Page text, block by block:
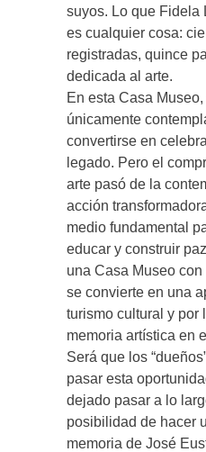
suyos. Lo que Fidela
es cualquier cosa:
registradas, quince
dedicada al arte.
En esta Casa
únicamente
convertirse en
legado. Pero el
arte pasó de la
acción
medio fundamental
educar y construir
una Casa Museo
se convierte en una
turismo cultural y por
memoria artística en
Será que los
pasar esta
dejado pasar a lo
posibilidad de hacer
memoria de José